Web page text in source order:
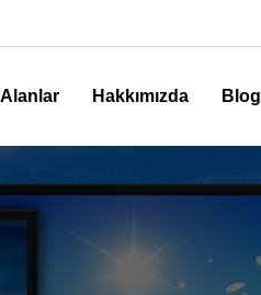
Hakkımızda Blog